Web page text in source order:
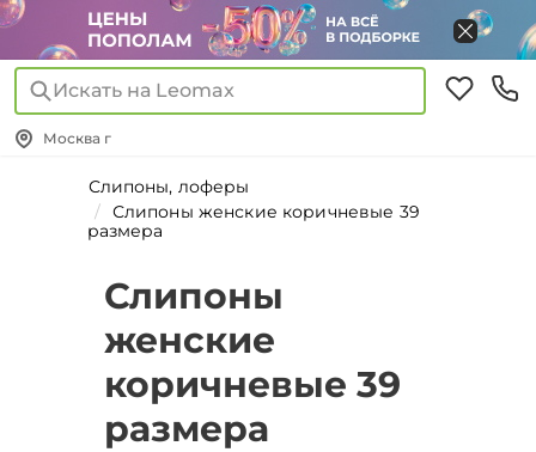
Искать на Leomax
Москва г
Слипоны, лоферы
Слипоны женские коричневые 39
размера
Слипоны
женские
коричневые 39
размера